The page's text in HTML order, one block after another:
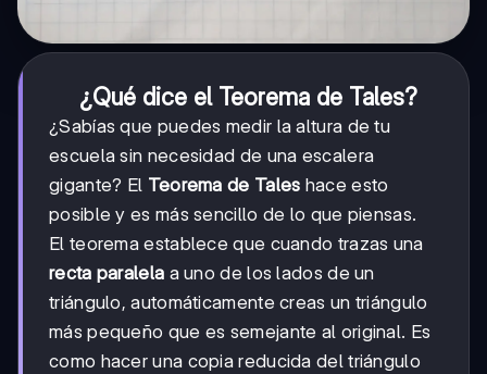
¿Qué dice el Teorema de Tales?
¿Sabías que puedes medir la altura de tu
escuela sin necesidad de una escalera
gigante? El Teorema de Tales hace esto
posible y es más sencillo de lo que piensas.
El teorema establece que cuando trazas una
recta paralela a uno de los lados de un
triángulo, automáticamente creas un triángulo
más pequeño que es semejante al original. Es
como hacer una copia reducida del triángulo